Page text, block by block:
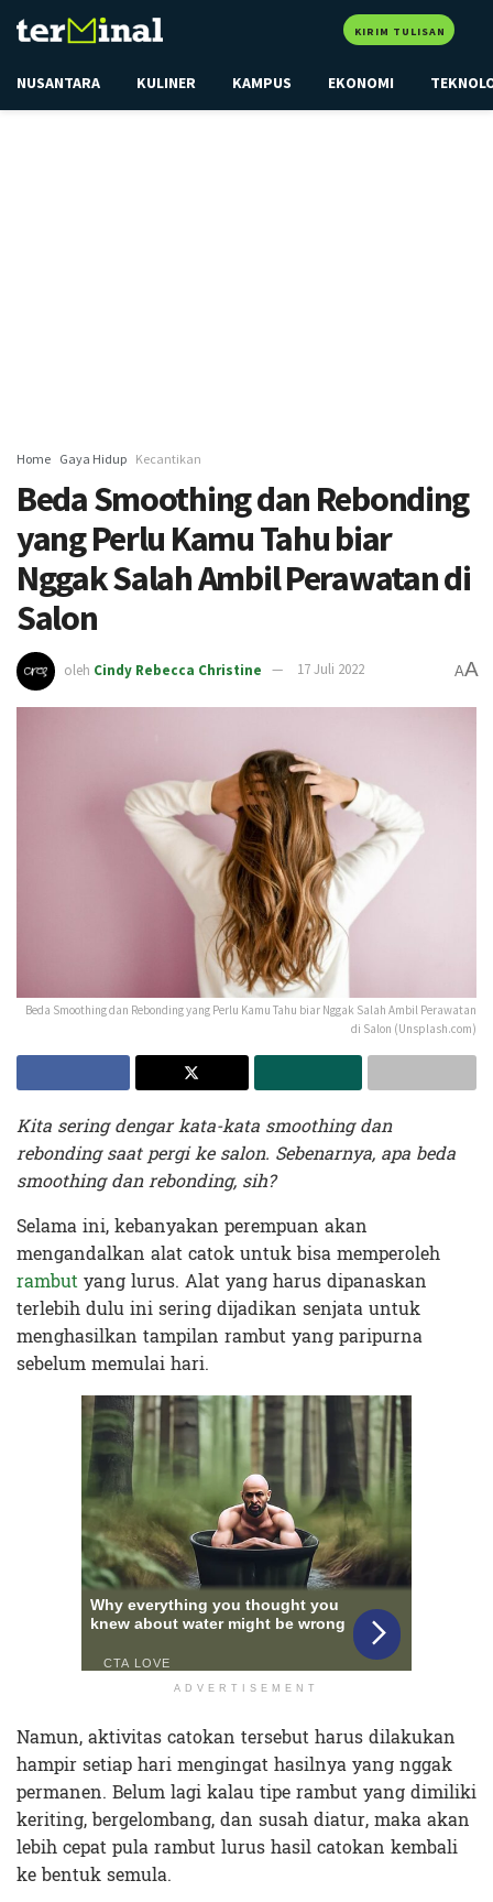
KIRIM TULISAN
NUSANTARA KULINER KAMPUS EKONOMI
Home Gaya Hidup Kecantikan
Beda Smoothing dan Rebonding
yang Perlu Kamu Tahu biar
Nggak Salah Ambil Perawatan di
Salon
oleh Cindy Rebecca Christine 17 Juli 2022 AA
Beda Smoothing dan Rebonding yang Perlu Kamu Tahu biar Nggak Salah Ambil Perawatan
di Salon (Unsplash.com)
Kita sering dengar kata-kata smoothing dan
rebonding saat pergi ke salon. Sebenarnya, apa beda
smoothing dan rebonding, sih?
Selama ini, kebanyakan perempuan akan
mengandalkan alat catok untuk bisa memperoleh
rambutyang lurus. Alat yang harus dipanaskan
terlebih dulu ini sering dijadikan senjata untuk
menghasilkan tampilan rambut yang paripurna
sebelum memulai hari.
ADVERTISEMENT
Namun, aktivitas catokan tersebut harus dilakukan
hampir setiap hari mengingat hasilnya yang nggak
permanen. Belum lagi kalau tipe rambut yang dimiliki
keriting, bergelombang, dan susah diatur, maka akan
lebih cepat pula rambut lurus hasil catokan kembali
ke bentuk semula.